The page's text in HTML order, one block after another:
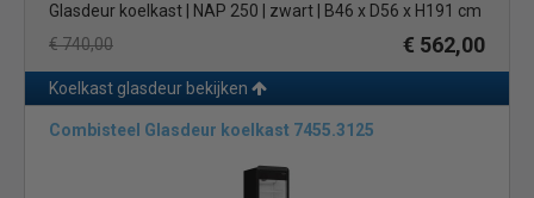
Glasdeur koelkast | NAP 250 | zwart | B46 x D56 x H191 cm
€ 740,00
€ 562,00
Koelkast glasdeur bekijken
Combisteel Glasdeur koelkast 7455.3125